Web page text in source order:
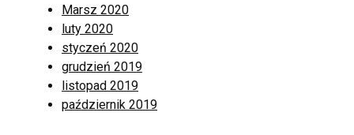
Marsz 2020
luty 2020
styczeń 2020
grudzień 2019
listopad 2019
październik 2019